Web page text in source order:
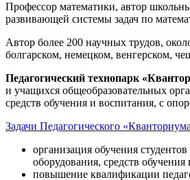
Профессор математики, автор
развивающей системы задач по
Автор более 200 научных трудов,
болгарском, немецком, венгерском,
Педагогический технопарк
и учащихся общеобразовательных
средств обучения и воспитания, с
Задачи Педагогического
организация обучения
оборудования, средств обучения
повышение квалификации